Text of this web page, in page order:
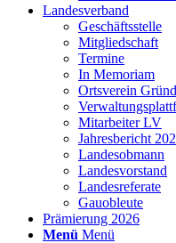
Landesverband
Geschäftsstelle
Mitgliedschaft
Termine
In Memoriam
Ortsverein
Mitarbeiter LV
Jahresbericht
Landesobmann
Landesvorstand
Landesreferate
Gauobleute
Prämierung 2026
Menü Menü